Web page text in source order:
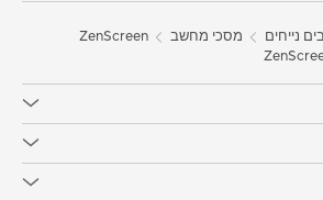
נייחים מסכי מחשב
ZenScreen